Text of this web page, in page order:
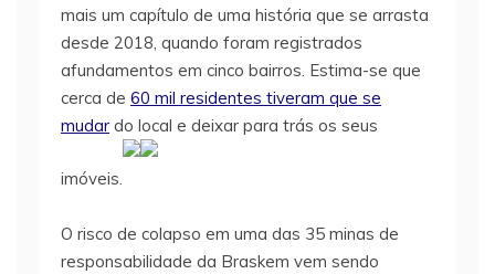
mais um capítulo de uma história que se arrasta
desde 2018, quando foram registrados
afundamentos em cinco bairros. Estima-se que
cerca de 60 mil residentes tiveram que se
mudar do local e deixar para trás os seus
imóveis.
O risco de colapso em uma das 35 minas de
responsabilidade da Braskem vem sendo